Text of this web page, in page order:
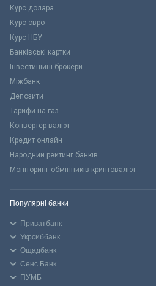
Курс долара
Курс євро
Курс НБУ
Банківські картки
Інвестиційні брокери
Міжбанк
Депозити
Тарифи на газ
Конвертер валют
Кредит онлайн
Народний рейтинг банків
Моніторинг обмінників криптовалют
Популярні банки
Приватбанк
Укрсиббанк
Ощадбанк
Сенс Банк
ПУМБ